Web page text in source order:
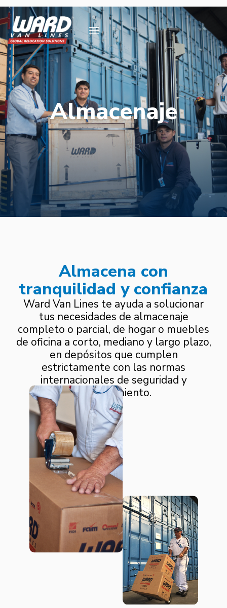
Almacenaje
Almacena con
tranquilidad y confianza
Ward Van Lines te ayuda a solucionar
tus necesidades de almacenaje
completo o parcial, de hogar o muebles
de oficina a corto, mediano y largo plazo,
en depósitos que cumplen
estrictamente con las normas
internacionales de seguridad y
mantenimiento.